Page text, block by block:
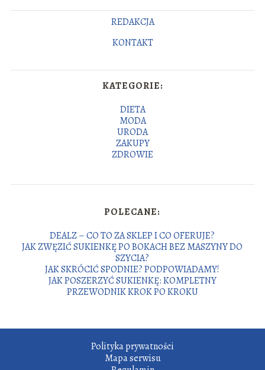
REDAKCJA
KONTAKT
KATEGORIE:
DIETA
MODA
URODA
ZAKUPY
ZDROWIE
POLECANE:
DEALZ – CO TO ZA SKLEP I CO OFERUJE?
JAK ZWĘZIĆ SUKIENKĘ PO BOKACH BEZ MASZYNY DO
SZYCIA?
JAK SKRÓCIĆ SPODNIE? PODPOWIADAMY!
JAK POSZERZYĆ SUKIENKĘ: KOMPLETNY
PRZEWODNIK KROK PO KROKU
Polityka prywatności
Mapa serwisu